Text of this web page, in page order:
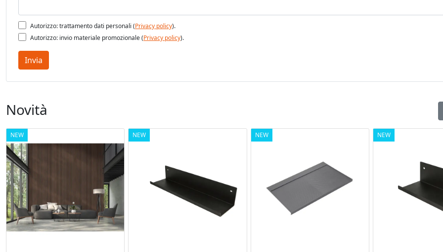
Autorizzo: trattamento dati personali (Privacy policy).
Autorizzo: invio materiale promozionale (Privacy policy).
Invia
Novità
NEW NEW NEW NEW